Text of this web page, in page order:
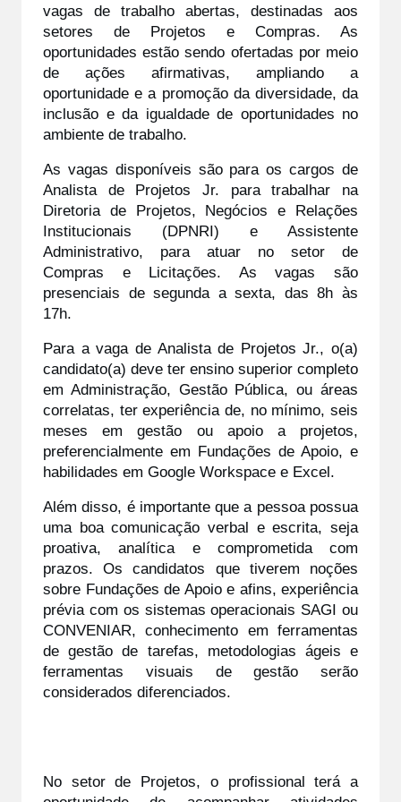
vagas de trabalho abertas, destinadas aos
setores de Projetos e Compras. As
oportunidades estão sendo ofertadas por meio
de ações afirmativas, ampliando a
oportunidade e a promoção da diversidade, da
inclusão e da igualdade de oportunidades no
ambiente de trabalho.
As vagas disponíveis são para os cargos de
Analista de Projetos Jr. para trabalhar na
Diretoria de Projetos, Negócios e Relações
Institucionais (DPNRI) e Assistente
Administrativo, para atuar no setor de
Compras e Licitações. As vagas são
presenciais de segunda a sexta, das 8h às
17h.
Para a vaga de Analista de Projetos Jr., o(a)
candidato(a) deve ter ensino superior completo
em Administração, Gestão Pública, ou áreas
correlatas, ter experiência de, no mínimo, seis
meses em gestão ou apoio a projetos,
preferencialmente em Fundações de Apoio, e
habilidades em Google Workspace e Excel.
Além disso, é importante que a pessoa possua
uma boa comunicação verbal e escrita, seja
proativa, analítica e comprometida com
prazos. Os candidatos que tiverem noções
sobre Fundações de Apoio e afins, experiência
prévia com os sistemas operacionais SAGI ou
CONVENIAR, conhecimento em ferramentas
de gestão de tarefas, metodologias ágeis e
ferramentas visuais de gestão serão
considerados diferenciados.
No setor de Projetos, o profissional terá a